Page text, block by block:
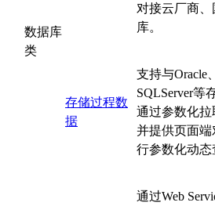
数据库
类
对接云厂商
库。
存储过程数
据
支持与Oracle
SQLServer等
通过参数化拉
并提供页面
行参数化动态
通过Web